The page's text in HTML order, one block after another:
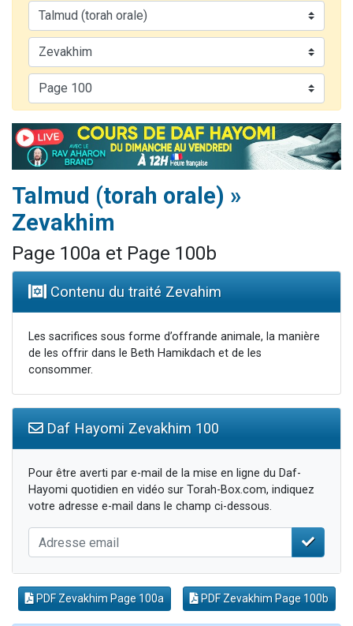
61 personnes viennent de demander une bénédiction
Il reste 49 places pour étudier en groupe sur Zoom
Eva vient de donner son Maasser
Talmud (torah orale) »
Zevakhim
Page 100a et Page 100b
Contenu du traité Zevahim
Les sacrifices sous forme d’offrande animale, la manière
de les offrir dans le Beth Hamikdach et de les
consommer.
Daf Hayomi Zevakhim 100
Pour être averti par e-mail de la mise en ligne du Daf-
Hayomi quotidien en vidéo sur Torah-Box.com, indiquez
votre adresse e-mail dans le champ ci-dessous.
PDF Zevakhim Page 100a PDF Zevakhim Page 100b